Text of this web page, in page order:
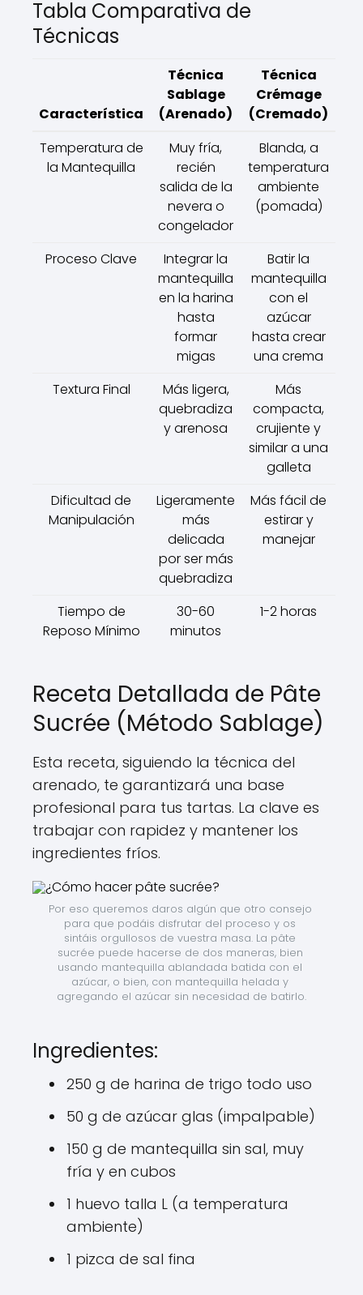
Tabla Comparativa de
Técnicas
Característica
Técnica
Sablage
(Arenado)
Técnica
Crémage
(Cremado)
Temperatura de
la Mantequilla
Muy fría,
recién
salida de la
nevera o
congelador
Blanda, a
temperatura
ambiente
(pomada)
Proceso Clave
Integrar la
mantequilla
en la harina
hasta
formar
migas
Batir la
mantequilla
con el
azúcar
hasta crear
una crema
Textura Final
Más ligera,
quebradiza
y arenosa
Más
compacta,
crujiente y
similar a una
galleta
Dificultad de
Manipulación
Ligeramente
más
delicada
por ser más
quebradiza
Más fácil de
estirar y
manejar
Tiempo de
Reposo Mínimo
30-60
minutos
1-2 horas
Receta Detallada de Pâte
Sucrée (Método Sablage)
Esta receta, siguiendo la técnica del
arenado, te garantizará una base
profesional para tus tartas. La clave es
trabajar con rapidez y mantener los
ingredientes fríos.
Por eso queremos daros algún que otro consejo
para que podáis disfrutar del proceso y os
sintáis orgullosos de vuestra masa. La pâte
sucrée puede hacerse de dos maneras, bien
usando mantequilla ablandada batida con el
azúcar, o bien, con mantequilla helada y
agregando el azúcar sin necesidad de batirlo.
Ingredientes:
250 g de harina de trigo todo uso
50 g de azúcar glas (impalpable)
150 g de mantequilla sin sal, muy
fría y en cubos
1 huevo talla L (a temperatura
ambiente)
1 pizca de sal fina